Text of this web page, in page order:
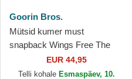
Goorin Bros.
Mütsid kumer must
snapback Wings Free The
Farm Goorin Bros.
EUR 44,95
Telli kohale Esmaspäev, 10.